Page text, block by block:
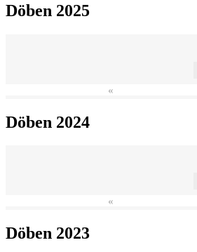
Döben 2025
«
Döben 2024
«
Döben 2023